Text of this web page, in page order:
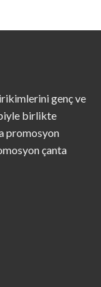
genç ve
birlikte
promosyon
çanta